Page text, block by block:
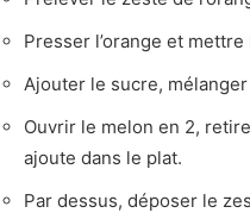
Presser l’orange et
Ajouter le sucre, mélanger
Ouvrir le melon en 2,
ajoute dans le plat.
Par dessus, déposer le